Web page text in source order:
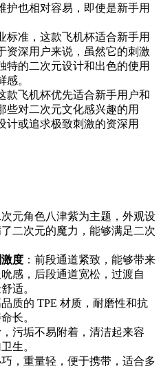
护也相对容易，即使是新手用
标准，这款飞机杯适合新手用
资深用户来说，虽然它的刺激
特的二次元设计和出色的使用
。
款飞机杯优先适合新手用户和
些对二次元文化感兴趣的用
计或追求极致刺激的资深用
元角色八津紫为主题，外观设
二次元的魔力，能够满足二次
度 ：前段通道紧致，能够带来
感，后段通道宽松，过渡自
适。
品质的 TPE 材质，耐磨性和抗
长。
污垢不易附着，清洁起来容
生。
巧，重量轻，便于携带，适合多